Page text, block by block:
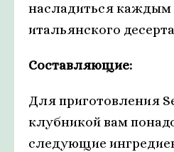
насладиться каждым
итальянского
Составляющие:
Для приготовления
клубникой вам
следующие